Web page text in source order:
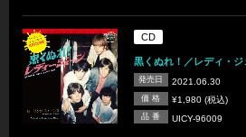
CD
黒くぬれ！／レディ・
発売日 2021.06.30
価 格 ¥1,980 (税込)
品 番 UICY-96009